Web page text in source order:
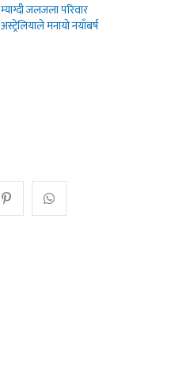
म्याग्दी जलजला परिवार
अस्ट्रेलियाले मनायो नयाँबर्ष